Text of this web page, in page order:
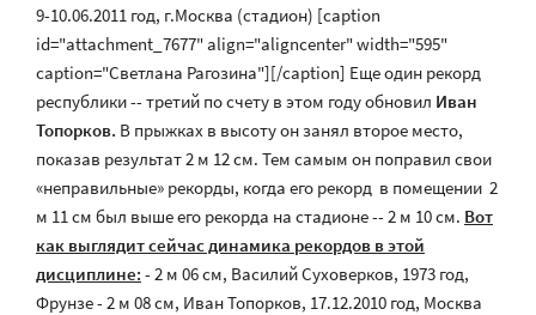
9-10.06.2011 год, г.Москва (стадион) [caption
id="attachment_7677" align="aligncenter" width="595"
caption="Светлана Рагозина"][/caption] Еще один рекорд
республики -- третий по счету в этом году обновил Иван
Топорков. В прыжках в высоту он занял второе место,
показав результат 2 м 12 см. Тем самым он поправил свои
«неправильные» рекорды, когда его рекорд в помещении 2
м 11 см был выше его рекорда на стадионе -- 2 м 10 см. Вот
как выглядит сейчас динамика рекордов в этой
дисциплине: - 2 м 06 см, Василий Суховерков, 1973 год,
Фрунзе - 2 м 08 см, Иван Топорков, 17.12.2010 год, Москва